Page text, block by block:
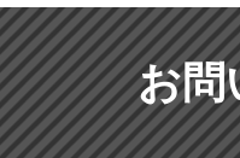
お問